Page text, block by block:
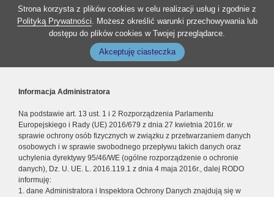
Strona korzysta z plików cookies w celu realizacji usług i zgodnie z
Polityką Prywatności. Możesz określić warunki przechowywania lub
dostępu do plików cookies w Twojej przeglądarce.
Akceptuję ciasteczka
Informacja Administratora
Na podstawie art. 13 ust. 1 i 2 Rozporządzenia Parlamentu
Europejskiego i Rady (UE) 2016/679 z dnia 27 kwietnia 2016r. w
sprawie ochrony osób fizycznych w związku z przetwarzaniem danych
osobowych i w sprawie swobodnego przepływu takich danych oraz
uchylenia dyrektywy 95/46/WE (ogólne rozporządzenie o ochronie
danych), Dz. U. UE. L. 2016.119.1 z dnia 4 maja 2016r., dalej RODO
informuję:
1. dane Administratora i Inspektora Ochrony Danych znajdują się w